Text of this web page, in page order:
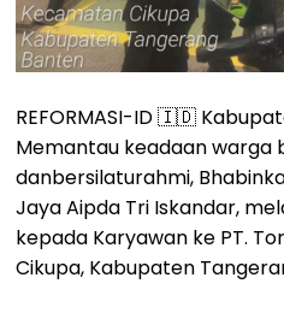
REFORMASI-ID 🇮🇩
Memantau keadaan warga
danbersilaturahmi,
Jaya Aipda Tri Iskandar,
kepada Karyawan ke PT.
Cikupa, Kabupaten